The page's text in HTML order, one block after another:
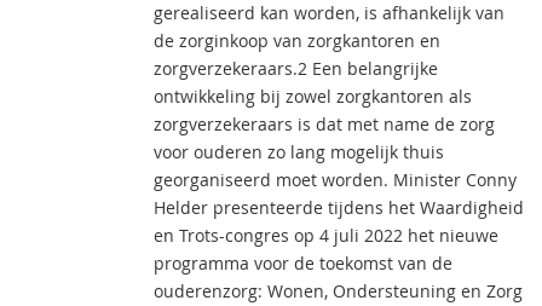
gerealiseerd kan worden, is afhankelijk van
de zorginkoop van zorgkantoren en
zorgverzekeraars.2 Een belangrijke
ontwikkeling bij zowel zorgkantoren als
zorgverzekeraars is dat met name de zorg
voor ouderen zo lang mogelijk thuis
georganiseerd moet worden. Minister Conny
Helder presenteerde tijdens het Waardigheid
en Trots-congres op 4 juli 2022 het nieuwe
programma voor de toekomst van de
ouderenzorg: Wonen, Ondersteuning en Zorg